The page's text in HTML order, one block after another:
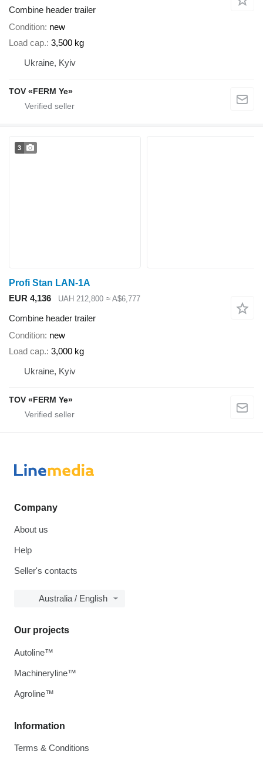
Combine header trailer
Condition new
Load cap. 3,500 kg
Ukraine, Kyiv
TOV «FERM Ye»
3
Profi Stan LAN-1A
EUR 4,136
UAH 212,800 ≈ A$6,777
Combine header trailer
Condition new
Load cap. 3,000 kg
Ukraine, Kyiv
TOV «FERM Ye»
Company
About us
Help
Seller's contacts
Australia / English
Information
Terms & Conditions
Our projects
Autoline™
Machineryline™
Agroline™